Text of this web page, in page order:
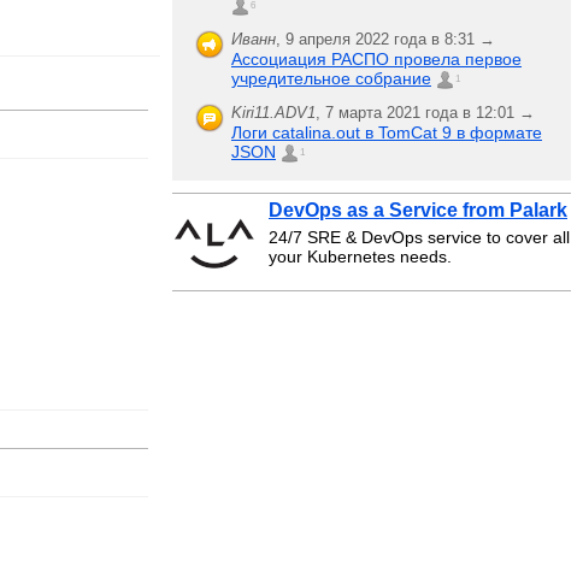
6
Иванн, 9 апреля 2022 года в 8:31 →
Ассоциация РАСПО провела первое
учредительное собрание
1
Kiri11.ADV1, 7 марта 2021 года в 12:01 →
Логи catalina.out в TomCat 9 в формате
JSON
1
DevOps as a Service from Palark
24/7 SRE & DevOps service to cover all
your Kubernetes needs.